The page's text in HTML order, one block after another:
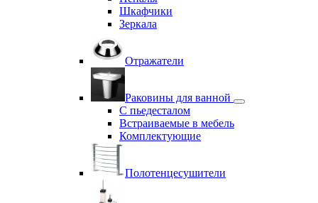
Шкафчики
Зеркала
Отражатели
Раковины для ванной
С пьедесталом
Встраиваемые в мебель
Комплектующие
Полотенцесушители